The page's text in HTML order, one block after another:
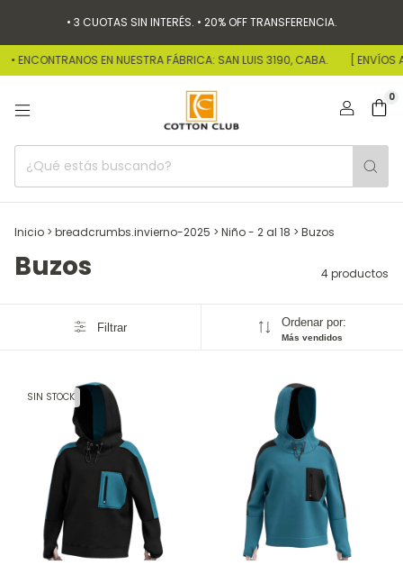
• 3 CUOTAS SIN INTERÉS. • 20% OFF TRANSFERENCIA.
• ENCONTRANOS EN NUESTRA FÁBRICA: SAN LUIS 3190, CABA. [ ENVÍOS
0
Inicio > breadcrumbs.invierno-2025 > Niño - 2 al 18 > Buzos
Buzos 4 productos
Filtrar Ordenar por:
Más vendidos
SIN STOCK